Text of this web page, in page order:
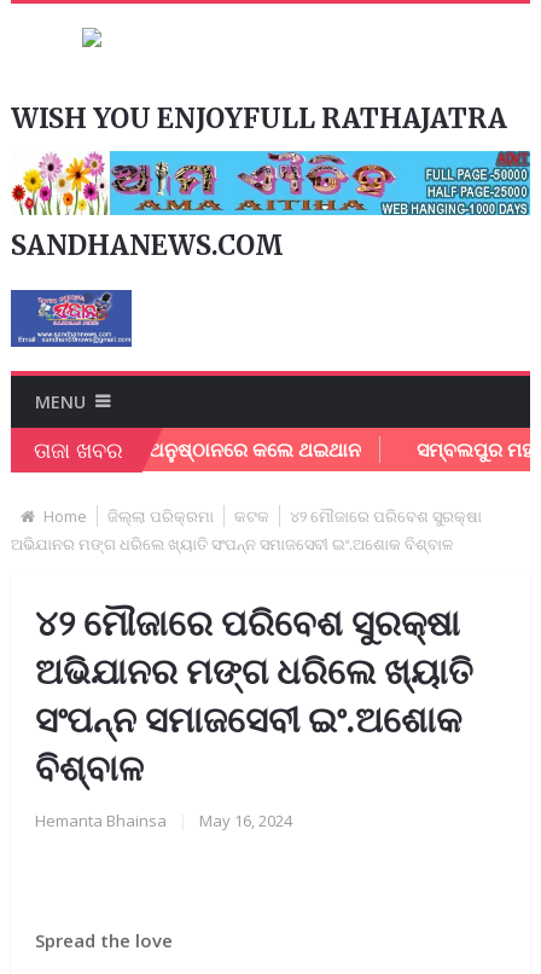
WISH YOU ENJOYFULL RATHAJATRA
SANDHANEWS.COM
MENU
ତାଜା ଖବର
ନେଇ ସଖି ଅନୁଷ୍ଠାନରେ କଲେ ଥଇଥାନ ସମ୍ବଲପୁର ମହାନଗର
Home ଜିଲ୍ଲା ପରିକ୍ରମା କଟକ
୪୨ ମୌଜାରେ ପରିବେଶ ସୁରକ୍ଷା
ଅଭିଯାନର ମଙ୍ଗ ଧରିଲେ ଖ୍ୟାତି ସଂପନ୍ନ ସମାଜସେବୀ ଇଂ.ଅଶୋକ ବିଶ୍ବାଳ
୪୨ ମୌଜାରେ ପରିବେଶ ସୁରକ୍ଷା
ଅଭିଯାନର ମଙ୍ଗ ଧରିଲେ ଖ୍ୟାତି
ସଂପନ୍ନ ସମାଜସେବୀ ଇଂ.ଅଶୋକ
ବିଶ୍ବାଳ
Hemanta Bhainsa May 16, 2024
Spread the love